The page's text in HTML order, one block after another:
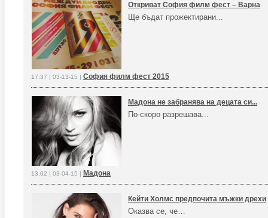
Откриват София филм фест – Варна
Ще бъдат прожектирани...
17:37 | 03-13-15 | София филм фест 2015
Мадона не забранява на децата си...
По-скоро разрешава...
13:02 | 03-04-15 | Мадона
Кейти Холмс предпочита мъжки дрехи
Оказва се, че…